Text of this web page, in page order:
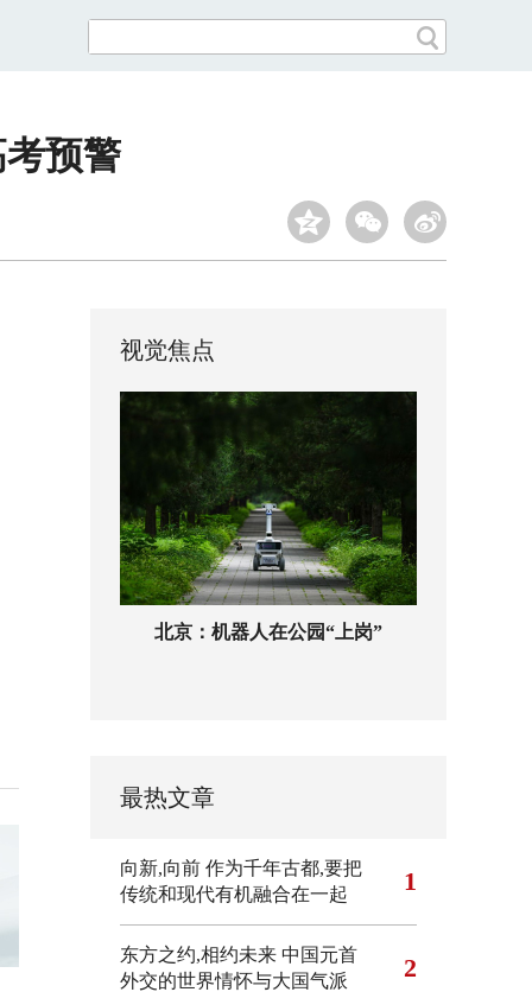
预警
视觉焦点
北京：机器人在公园“上岗”
最热文章
向新,向前 作为千年古都,要把
传统和现代有机融合在一起
1
东方之约,相约未来 中国元首
外交的世界情怀与大国气派
2